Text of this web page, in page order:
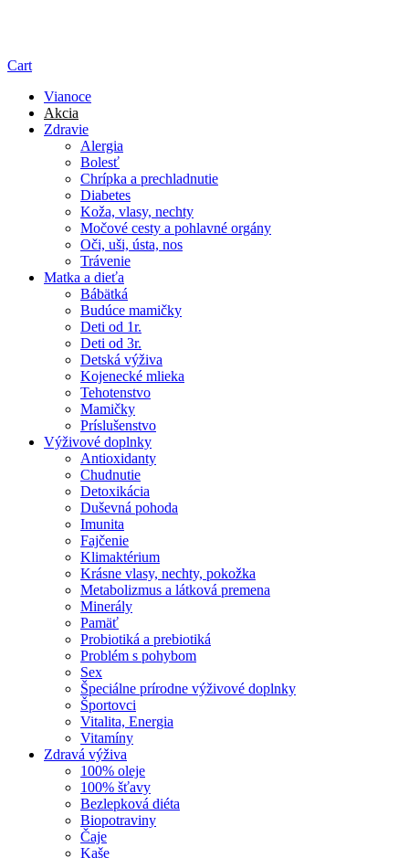
Cart
Vianoce
Akcia
Zdravie
Alergia
Bolesť
Chrípka a prechladnutie
Diabetes
Koža, vlasy, nechty
Močové cesty a pohlavné orgány
Oči, uši, ústa, nos
Trávenie
Matka a dieťa
Bábätká
Budúce mamičky
Deti od 1r.
Deti od 3r.
Detská výživa
Kojenecké mlieka
Tehotenstvo
Mamičky
Príslušenstvo
Výživové doplnky
Antioxidanty
Chudnutie
Detoxikácia
Duševná pohoda
Imunita
Fajčenie
Klimaktérium
Krásne vlasy, nechty, pokožka
Metabolizmus a látková premena
Minerály
Pamäť
Probiotiká a prebiotiká
Problém s pohybom
Sex
Špeciálne prírodne výživové doplnky
Športovci
Vitalita, Energia
Vitamíny
Zdravá výživa
100% oleje
100% šťavy
Bezlepková diéta
Biopotraviny
Čaje
Kaše